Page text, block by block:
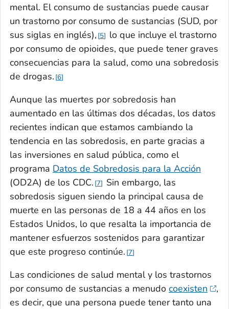
mental. El consumo de sustancias puede causar
un trastorno por consumo de sustancias (SUD, por
sus siglas en inglés), 5
lo que incluye el trastorno
por consumo de opioides, que puede tener graves
consecuencias para la salud, como una sobredosis
de drogas. 6
Aunque las muertes por sobredosis han
aumentado en las últimas dos décadas, los datos
recientes indican que estamos cambiando la
tendencia en las sobredosis, en parte gracias a
las inversiones en salud pública, como el
programa Datos de Sobredosis para la Acción
(OD2A) de los CDC. 7
Sin embargo, las
sobredosis siguen siendo la principal causa de
muerte en las personas de 18 a 44 años en los
Estados Unidos, lo que resalta la importancia de
mantener esfuerzos sostenidos para garantizar
que este progreso continúe. 7
Las condiciones de salud mental y los trastornos
por consumo de sustancias a menudo coexisten
,
es decir, que una persona puede tener tanto una